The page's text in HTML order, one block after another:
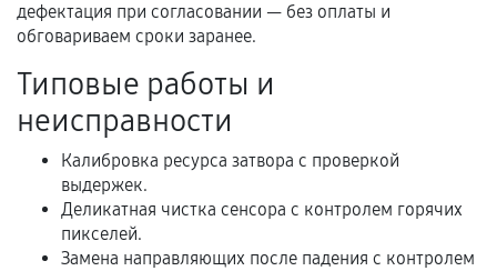
Гарантийный талон.
услуг и сроком гарантии.
Документы на установленные комплектующие
и кассовый чек.
Расширенная гарантия
дефектация при согласовании — без оплаты и
обговариваем сроки заранее.
Типовые работы и
неисправности
Калибровка ресурса затвора с проверкой
выдержек.
Деликатная чистка сенсора с контролем горячих
пикселей.
Замена направляющих после падения с контролем